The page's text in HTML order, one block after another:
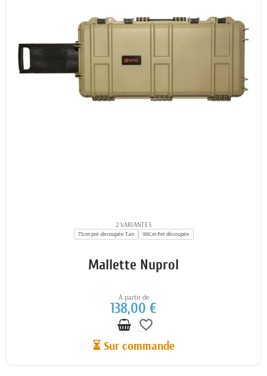
2 VARIANTES
75cm pré-decoupée Tan 98Cm Pré découpée
Mallette Nuprol
À partir de
138,00 €
favorite_border
⏳ Sur commande